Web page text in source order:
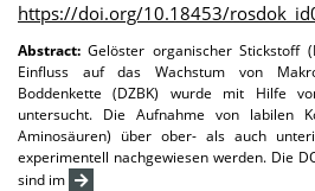
https://doi.org/10.18453/
Abstract:Gelöster organischer Stickstoff
Einfluss auf das Wachstum von
Boddenkette (DZBK) wurde mit Hilfe
untersucht. Die Aufnahme von labilen
Aminosäuren) über ober- als auch
experimentell nachgewiesen werden. Die
sind im